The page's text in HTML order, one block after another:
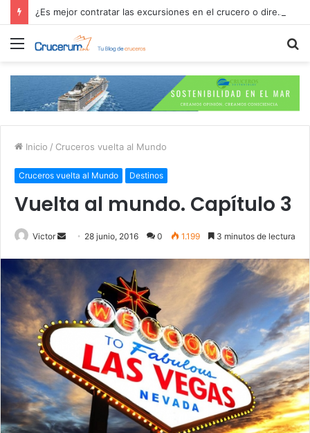
¿Es mejor contratar las excursiones en el crucero o directamente en el puerto?
Menú
Inicio / Cruceros vuelta al Mundo
Cruceros vuelta al Mundo Destinos
Vuelta al mundo. Capítulo 3
Victor
Send 28 junio, 2016 0 1.199 3 minutos de lectura